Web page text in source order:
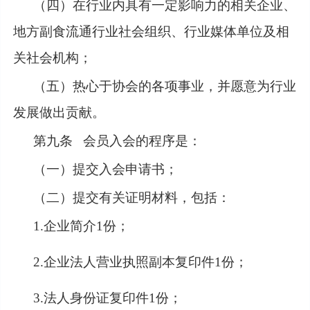
（四）在行业内具有一定影响力的相关企业、
地方副食流通行业社会组织、行业媒体单位及相
关社会机构；
（五）热心于协会的各项事业，并愿意为行业
发展做出贡献。
第九条 会员入会的程序是：
（一）提交入会申请书；
（二）提交有关证明材料，包括：
1.企业简介1份；
2.企业法人营业执照副本复印件1份；
3.法人身份证复印件1份；